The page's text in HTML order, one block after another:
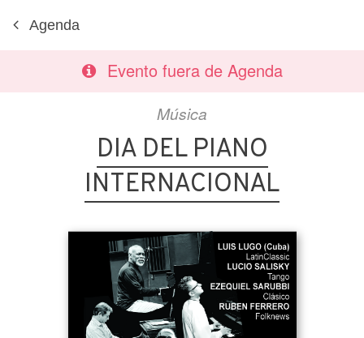
Agenda
Evento fuera de Agenda
Música
DIA DEL PIANO
INTERNACIONAL